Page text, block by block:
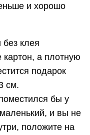
и хорошо
без клея
картон, а плотную
подарок
см.
бы у
и вы не
положите на